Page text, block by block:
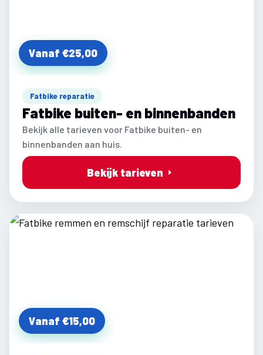
Vanaf €25,00
Fatbike reparatie
Fatbike buiten- en binnenbanden
Bekijk alle tarieven voor Fatbike buiten- en
binnenbanden aan huis.
Bekijk tarieven
Vanaf €15,00